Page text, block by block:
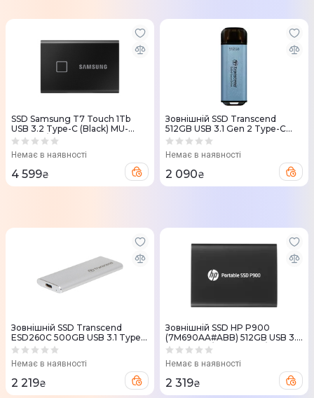
SSD Samsung T7 Touch 1Tb
USB 3.2 Type-C (Black) MU-
PC1T0K/WW
Немає в наявності
4 599₴
Зовнiшнiй SSD Transcend
512GB USB 3.1 Gen 2 Type-C
ESD300 Синій
Немає в наявності
2 090₴
Зовнiшнiй SSD Transcend
ESD260C 500GB USB 3.1 Type-
C
Немає в наявності
2 219₴
Зовнішній SSD HP P900
(7M690AA#ABB) 512GB USB 3.2
Gen 2x2 R/W2000 MB/s Type-
Немає в наявності
2 319₴